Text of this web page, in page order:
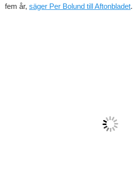
fem år, säger Per Bolund till Aftonbladet.